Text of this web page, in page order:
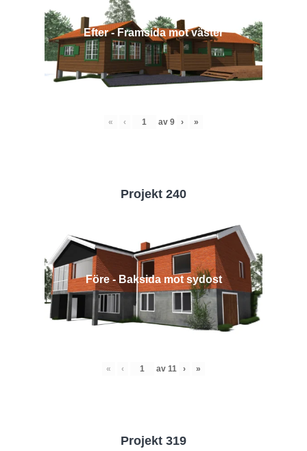
Efter - Framsida mot väster
« ‹ av 9 › »
Projekt 240
Före - Baksida mot sydost
« ‹ av 11 › »
Projekt 319